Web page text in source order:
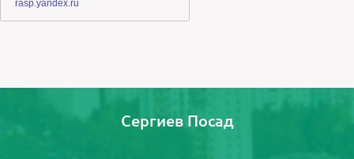
Сергиев Посад